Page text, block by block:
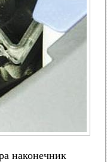
наконечник